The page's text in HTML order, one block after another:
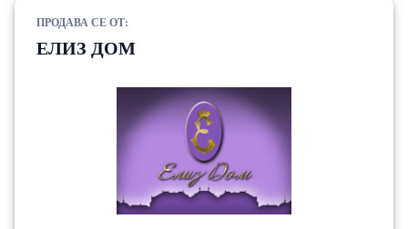
ПРОДАВА СЕ ОТ:
ЕЛИЗ ДОМ